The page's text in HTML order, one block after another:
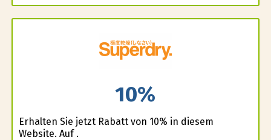
10%
Erhalten Sie jetzt Rabatt von 10% in diesem
Website. Auf .